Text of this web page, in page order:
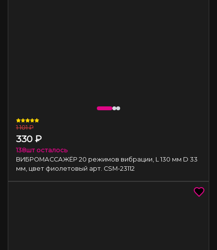
ВИБРОМАССАЖЁР 20 режимов вибрации, L 130 мм D 33
мм, цвет фиолетовый арт. CSM-23112
138шт осталось
1 101 ₽
330 ₽